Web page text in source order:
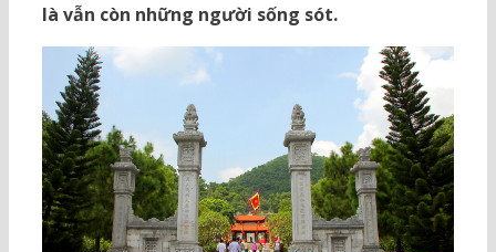
là vẫn còn những người sống sót.